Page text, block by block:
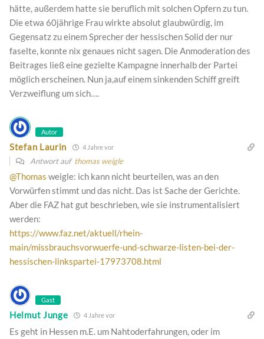
hätte, außerdem hatte sie beruflich mit solchen Opfern zu tun.
Die etwa 60jährige Frau wirkte absolut glaubwürdig, im
Gegensatz zu einem Sprecher der hessischen Solid der nur
faselte, konnte nix genaues nicht sagen. Die Anmoderation des
Beitrages ließ eine gezielte Kampagne innerhalb der Partei
möglich erscheinen. Nun ja,auf einem sinkenden Schiff greift
Verzweiflung um sich….
Autor
Stefan Laurin 4 Jahre vor
Antwort auf thomas weigle
@Thomas weigle: ich kann nicht beurteilen, was an den
Vorwürfen stimmt und das nicht. Das ist Sache der Gerichte.
Aber die FAZ hat gut beschrieben, wie sie instrumentalisiert
werden:
https://www.faz.net/aktuell/rhein-
main/missbrauchsvorwuerfe-und-schwarze-listen-bei-der-
hessischen-linkspartei-17973708.html
Gast
Helmut Junge 4 Jahre vor
Es geht in Hessen m.E. um Nahtoderfahrungen, oder im